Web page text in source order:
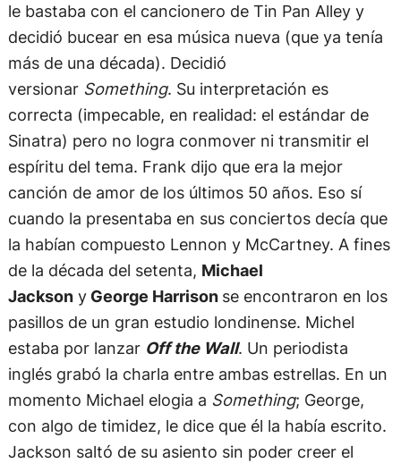
le bastaba con el cancionero de Tin Pan Alley y
decidió bucear en esa música nueva (que ya tenía
más de una década). Decidió
versionar Something. Su interpretación es
correcta (impecable, en realidad: el estándar de
Sinatra) pero no logra conmover ni transmitir el
espíritu del tema. Frank dijo que era la mejor
canción de amor de los últimos 50 años. Eso sí
cuando la presentaba en sus conciertos decía que
la habían compuesto Lennon y McCartney. A fines
de la década del setenta, Michael
JacksonyGeorge Harrison se encontraron en los
pasillos de un gran estudio londinense. Michel
estaba por lanzar Off the Wall. Un periodista
inglés grabó la charla entre ambas estrellas. En un
momento Michael elogia a Something; George,
con algo de timidez, le dice que él la había escrito.
Jackson saltó de su asiento sin poder creer el